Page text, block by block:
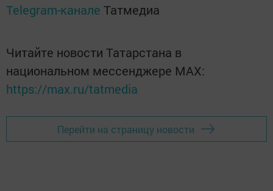
Telegram-канале Татмедиа
Читайте новости Татарстана в
национальном мессенджере MАХ:
https://max.ru/tatmedia
Перейти на страницу новости